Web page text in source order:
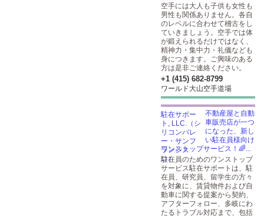
空手には大人も子供も女性も
男性も関係ありません。各自
のレベルに合わせて稽古をし
ていきましょう。空手では体
が鍛えられるだけではなく、
精神力・集中力・礼儀なども
身につきます。ご興味のある
方は是非ご連絡ください。
+1 (415) 682-8799
ワールド大山空手道場
不動産屋と自動
車販売店が一つ
になった、新し
い駐在員様向け
ワンストップサービス！🌈...
駐在員のためのワンストップ
サービス駐在サポートは、駐
在員、研究員、留学生の方々
を対象に、賃貸物件および自
動車に関する提案から契約、
アフターフォロー、多岐にわ
たるトラブル対応まで、包括